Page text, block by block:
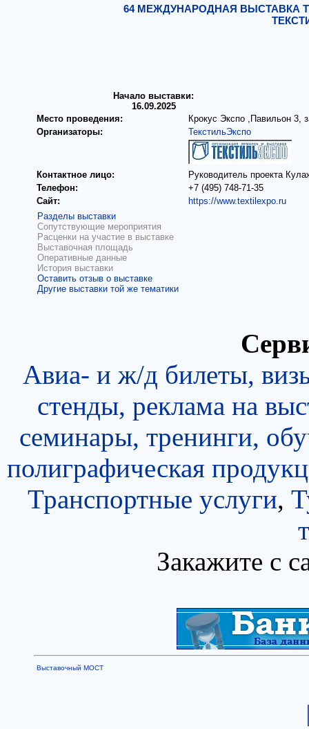
64 МЕЖДУНАРОДНАЯ ВЫСТАВКА
Начало выставки:
16.09.2025
Место проведения:
Крокус Экспо ,Павильон 3,
Организаторы:
ТекстильЭкспо
Контактное лицо:
Руководитель проекта
Телефон:
+7 (495) 748-71-35
Сайт:
https://www.textilexpo.ru
Разделы выставки
Сопутствующие мероприятия
Расценки на участие в выставке
Выставочная площадь
Оперативные данные
История выставки
Оставить отзыв о выставке
Другие выставки той же тематики
Авиа- и ж/д билеты,
стенды, реклама на
семинары, тренинги,
полиграфическая
Транспортные услуги,
Закажите с
Выставочный МОСТ